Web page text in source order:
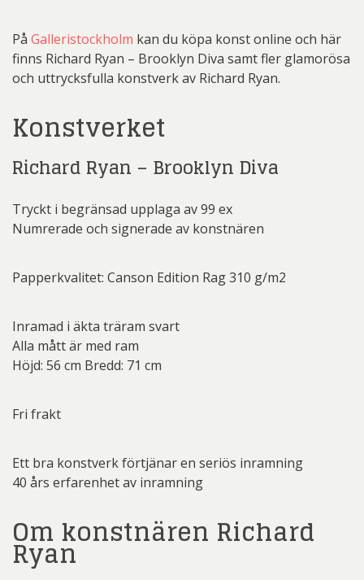
På Galleristockholm kan du köpa konst online och här
finns Richard Ryan – Brooklyn Diva samt fler glamorösa
och uttrycksfulla konstverk av Richard Ryan.
Konstverket
Richard Ryan – Brooklyn Diva
Tryckt i begränsad upplaga av 99 ex
Numrerade och signerade av konstnären
Papperkvalitet: Canson Edition Rag 310 g/m2
Inramad i äkta träram svart
Alla mått är med ram
Höjd: 56 cm Bredd: 71 cm
Fri frakt
Ett bra konstverk förtjänar en seriös inramning
40 års erfarenhet av inramning
Om konstnären Richard
Ryan